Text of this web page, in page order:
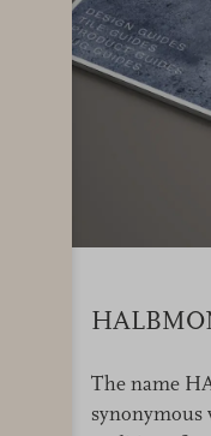
The name
synonymous